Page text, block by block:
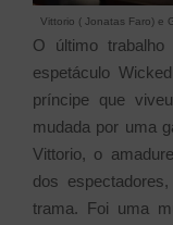
Vittorio ( Jonatas Faro) e
O último
espetáculo
príncipe que
mudada por uma
Vittorio, o
dos
trama. Foi uma